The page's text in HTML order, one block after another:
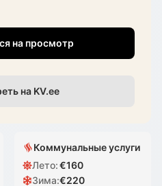
на просмотр
на KV.ee
Коммунальные услуги
Лето:€160
Зима:€220